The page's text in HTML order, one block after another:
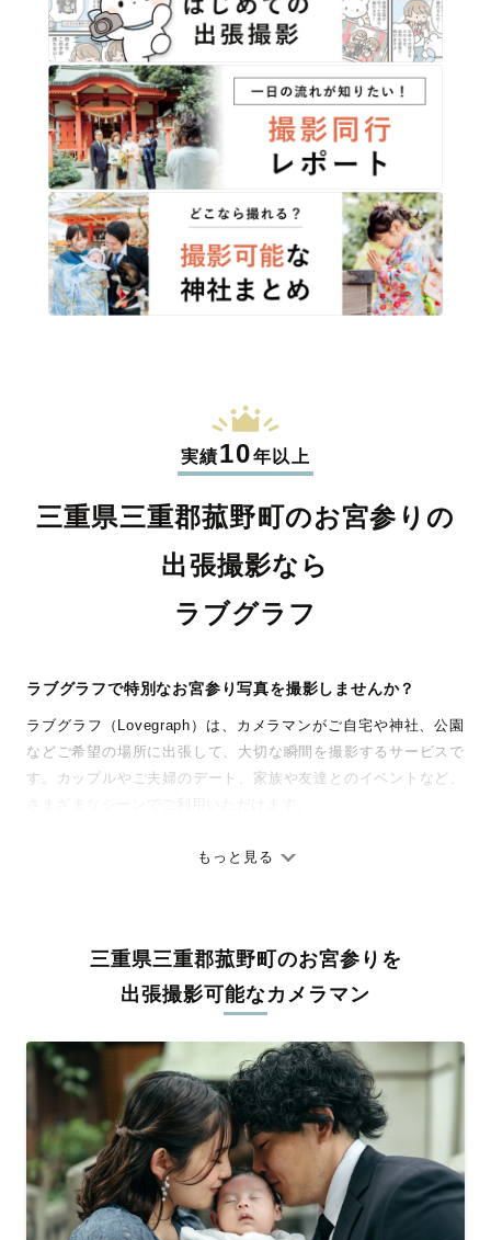
実績10年以上
三重県三重郡菰野町のお宮参りの
出張撮影なら
ラブグラフ
ラブグラフで特別なお宮参り写真を撮影しませんか？
ラブグラフ（Lovegraph）は、カメラマンがご自宅や神社、公園
などご希望の場所に出張して、大切な瞬間を撮影するサービスで
す。カップルやご夫婦のデート、家族や友達とのイベントなど、
ありのままの空気感を大切に、何十年経っても見返したくなるよ
料金は全国どこでも一律。わかりやすく安心の価格設定です。オ
リジナルの研修と厳正な審査に合格し、撮影技術やホスピタリテ
ィを身につけたプロのカメラマンが全国47都道府県に在籍してい
験をお届けします。
丁寧なレタッチで思い出を美しく仕上げます
撮影後は、独自の編集技術で写真の明るさや色合いを丁寧に調
整。自然な雰囲気を残しつつも、おしゃれで洗練された仕上がり
に。きっと「こんな写真を撮ってほしかった！」と思える一枚に
出会えます。まずは、ラブグラフの
撮影事例をご覧ください。
もっと見る
三重県三重郡菰野町のお宮参りを
出張撮影可能なカメラマン